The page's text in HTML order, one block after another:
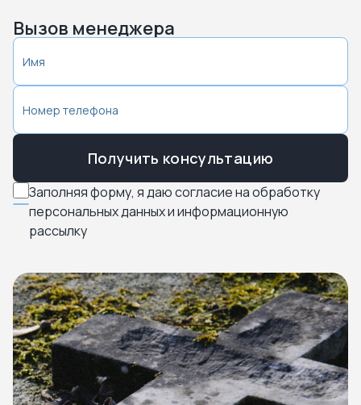
Вызов менеджера
Заполняя форму, я даю согласие на обработку
персональных данных и информационную
рассылку
Получить консультацию